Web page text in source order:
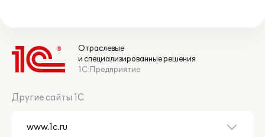
Отраслевые
и специализированные решения
1С:Предприятие
Другие сайты 1С